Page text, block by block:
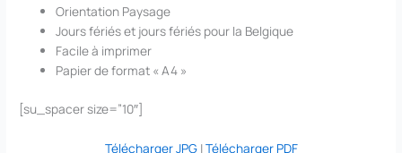
Orientation Paysage
Jours fériés et jours fériés pour la Belgique
Facile à imprimer
Papier de format « A4 »
[su_spacer size=”10″]
Télécharger JPG|Télécharger PDF